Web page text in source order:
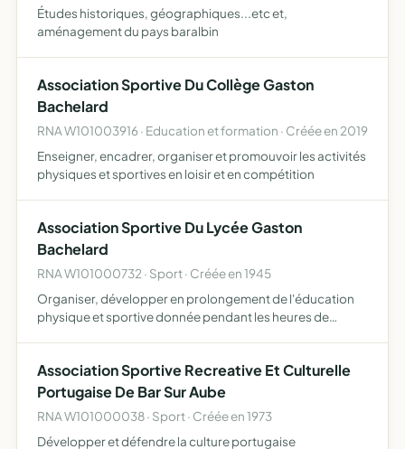
Études historiques, géographiques...etc et,
aménagement du pays baralbin
Association Sportive Du Collège Gaston
Bachelard
RNA W101003916 · Education et formation · Créée en 2019
Enseigner, encadrer, organiser et promouvoir les activités
physiques et sportives en loisir et en compétition
Association Sportive Du Lycée Gaston
Bachelard
RNA W101000732 · Sport · Créée en 1945
Organiser, développer en prolongement de l'éducation
physique et sportive donnée pendant les heures de
Association Sportive Recreative Et Culturelle
Portugaise De Bar Sur Aube
RNA W101000038 · Sport · Créée en 1973
Développer et défendre la culture portugaise